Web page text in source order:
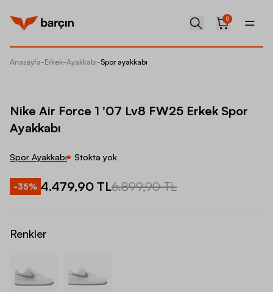
0
Anasayfa-Erkek-Ayakkabı-Spor ayakkabı
Nike Air Force 1 '07 Lv8 FW25 Erkek Spor
Ayakkabı
Spor Ayakkabı Stokta yok
-35% 4.479,90 TL6.899,90 TL
Renkler